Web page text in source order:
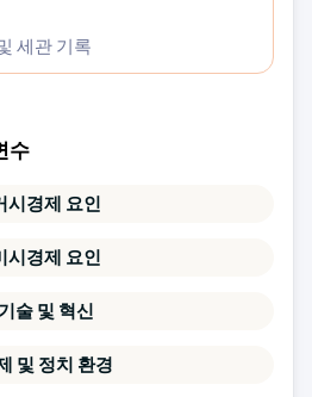
세관 기록
수
시경제 요인
시경제 요인
기술 및 혁신
및 정치 환경